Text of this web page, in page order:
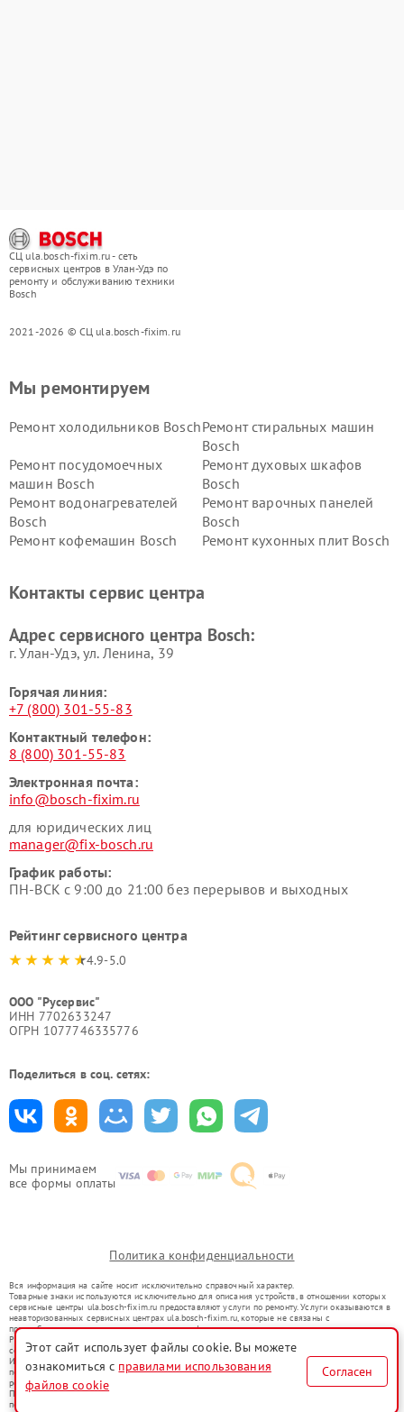
СЦ ula.bosch-fixim.ru - сеть
сервисных центров в Улан-Удэ по
ремонту и обслуживанию техники
Bosch
2021-2026 © СЦ ula.bosch-fixim.ru
Мы принимаем
все формы оплаты
Мы ремонтируем
Ремонт холодильников BoschРемонт стиральных машин
Bosch
Ремонт посудомоечных
машин Bosch
Ремонт духовых шкафов
Bosch
Ремонт водонагревателей
Bosch
Ремонт варочных панелей
Bosch
Ремонт кофемашин Bosch
Ремонт кухонных плит Bosch
Ремонт сушильных автоматовРемонт морозильных камер
Контакты сервис центра
Адрес сервисного центра Bosch:
г. Улан-Удэ, ул. Ленина, 39
Горячая линия:
+7 (800) 301-55-83
Контактный телефон:
8 (800) 301-55-83
Электронная почта:
info@bosch-fixim.ru
для юридических лиц
manager@fix-bosch.ru
График работы:
ПН-ВСК с 9:00 до 21:00 без перерывов и выходных
Рейтинг сервисного центра
4.9-5.0
ООО "Русервис"
ИНН 7702633247
ОГРН 1077746335776
Поделиться в соц. сетях:
Политика конфиденциальности
Вся информация на сайте носит исключительно справочный характер.
Товарные знаки используются исключительно для описания устройств, в отношении которых
сервисные центры ula.bosch-fixim.ru предоставляют услуги по ремонту. Услуги оказываются в
неавторизованных сервисных центрах ula.bosch-fixim.ru, которые не связаны с
правообладателями товарных знаков или их официальными представителями.
Ремонт осуществляется для устройств, уже введенных в гражданский оборот в соответствии
со статьей 1487 ГК РФ.
Использование товарных знаков не преследует цели индивидуализации услуг или введения
потребителей в заблуждение, а служит для информирования о предоставляемых услугах по
ремонту техники указанных брендов.
Представленная на сайте информация не является публичной офертой, определяемой
положениями Статьи 437(2) Гражданского кодекса РФ
Этот сайт использует файлы cookie. Вы можете
ознакомиться с правилами использования
файлов cookie
Согласен